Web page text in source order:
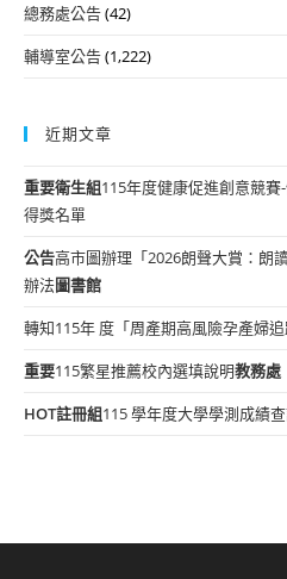
總務處公告(42)
輔導室公告(1,222)
近期文章
重要衛生組115年度健康促進創意競
得獎名單
公告高市圖辦理「2026朗聲大賞：朗
辦法圖書館
轉知115年 度「周產期高風險孕產婦追
重要115繁星推薦校內選填說明教務處
HOT註冊組115 學年度大學學測成績